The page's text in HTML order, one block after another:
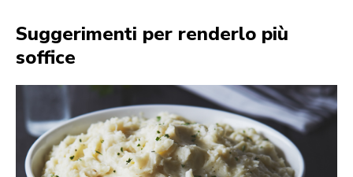
Suggerimenti per renderlo più
soffice